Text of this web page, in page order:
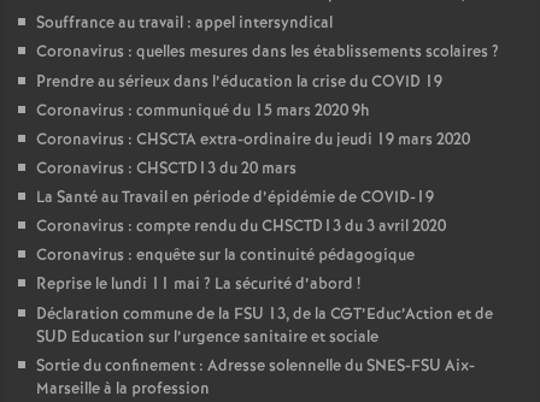
Souffrance au travail : appel intersyndical
Coronavirus : quelles mesures dans les établissements scolaires ?
Prendre au sérieux dans l’éducation la crise du COVID 19
Coronavirus : communiqué du 15 mars 2020 9h
Coronavirus : CHSCTA extra-ordinaire du jeudi 19 mars 2020
Coronavirus : CHSCTD13 du 20 mars
La Santé au Travail en période d’épidémie de COVID-19
Coronavirus : compte rendu du CHSCTD13 du 3 avril 2020
Coronavirus : enquête sur la continuité pédagogique
Reprise le lundi 11 mai ? La sécurité d’abord !
Déclaration commune de la FSU 13, de la CGT’Educ’Action et de
SUD Education sur l’urgence sanitaire et sociale
Sortie du confinement : Adresse solennelle du SNES-FSU Aix-
Marseille à la profession